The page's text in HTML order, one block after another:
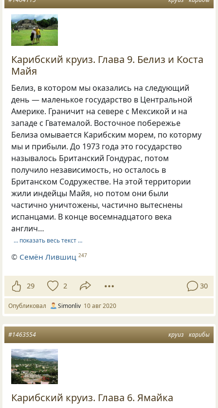
Карибский круиз. Глава 9. Белиз и Коста
Майя
Белиз, в котором мы оказались на следующий
день — маленькое государство в Центральной
Америке. Граничит на севере с Мексикой и на
западе с Гватемалой. Восточное побережье
Белиза омывается Карибским морем, по которму
мы и прибыли. До 1973 года это государство
называлось Британский Гондурас, потом
получило независимость, но осталось в
Британском Содружестве. На этой территории
жили индейцы Майя, но потом они были
частично уничтожены, частично вытеснены
испанцами. В конце восемнадцатого века
англич…
… показать весь текст …
© Семён Лившиц 247
29 2 30
Опубликовал Simonliv 10 авг 2020
круиз карибы
#1463554
Карибский круиз. Глава 6. Ямайка